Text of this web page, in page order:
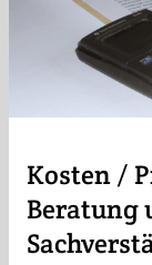
Kosten /
Beratung